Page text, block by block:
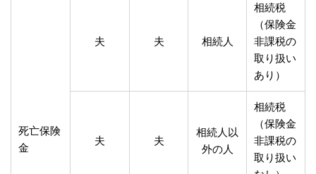
死亡保険
金
夫 夫 相続人
相続税
（保険金
非課税の
取り扱い
あり）
夫 夫
相続人以
外の人
相続税
（保険金
非課税の
取り扱い